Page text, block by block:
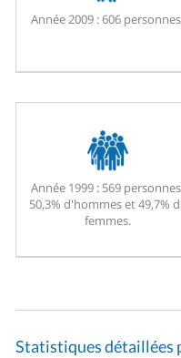
Année 2009 :606
Année 1999 : 569
50,3% d'hommes et 49,7%
femmes.
Statistiques détaillées